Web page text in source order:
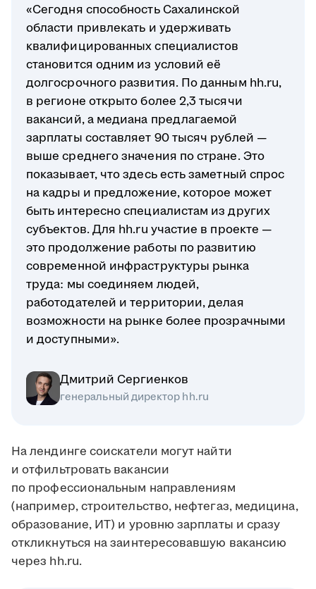
«Сегодня способность Сахалинской
области привлекать и удерживать
квалифицированных специалистов
становится одним из условий её
долгосрочного развития. По данным hh.ru,
в регионе открыто более 2,3 тысячи
вакансий, а медиана предлагаемой
зарплаты составляет 90 тысяч рублей —
выше среднего значения по стране. Это
показывает, что здесь есть заметный спрос
на кадры и предложение, которое может
быть интересно специалистам из других
субъектов. Для hh.ru участие в проекте —
это продолжение работы по развитию
современной инфраструктуры рынка
труда: мы соединяем людей,
работодателей и территории, делая
возможности на рынке более прозрачными
и доступными».
Дмитрий Сергиенков
генеральный директор hh.ru
На лендинге соискатели могут найти
и отфильтровать вакансии
по профессиональным направлениям
(например, строительство, нефтегаз, медицина,
образование, ИТ) и уровню зарплаты и сразу
откликнуться на заинтересовавшую вакансию
через hh.ru.